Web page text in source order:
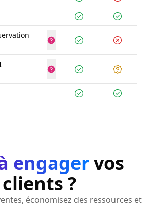
engagervos
clients ?
économisez des ressources et